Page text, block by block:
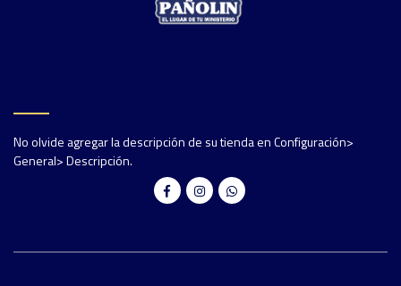
No olvide agregar la descripción de su tienda en Configuración>
General> Descripción.